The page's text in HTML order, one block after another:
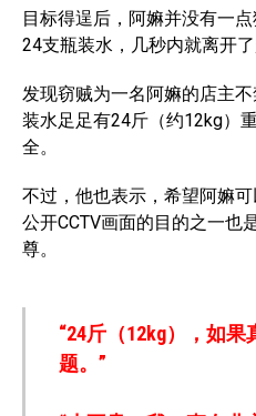
目标得逞后，阿嫲并没有一
24支瓶装水，几秒内就离开
发现窃贼为一名阿嫲的店主
装水足足有24斤（约12kg）
全。
不过，他也表示，希望阿嫲
公开CCTV画面的目的之一也
尊。
“24斤（12kg），如
题。”